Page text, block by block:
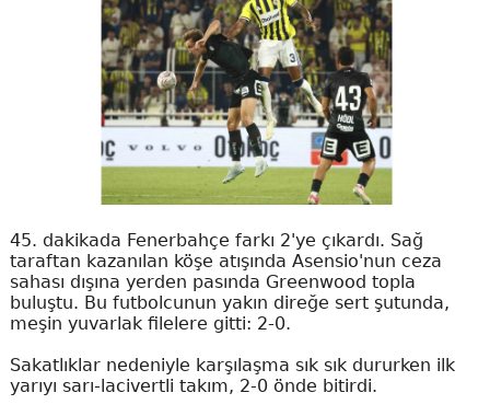
45. dakikada Fenerbahçe farkı 2'ye çıkardı. Sağ
taraftan kazanılan köşe atışında Asensio'nun ceza
sahası dışına yerden pasında Greenwood topla
buluştu. Bu futbolcunun yakın direğe sert şutunda,
meşin yuvarlak filelere gitti: 2-0.
Sakatlıklar nedeniyle karşılaşma sık sık dururken ilk
yarıyı sarı-lacivertli takım, 2-0 önde bitirdi.